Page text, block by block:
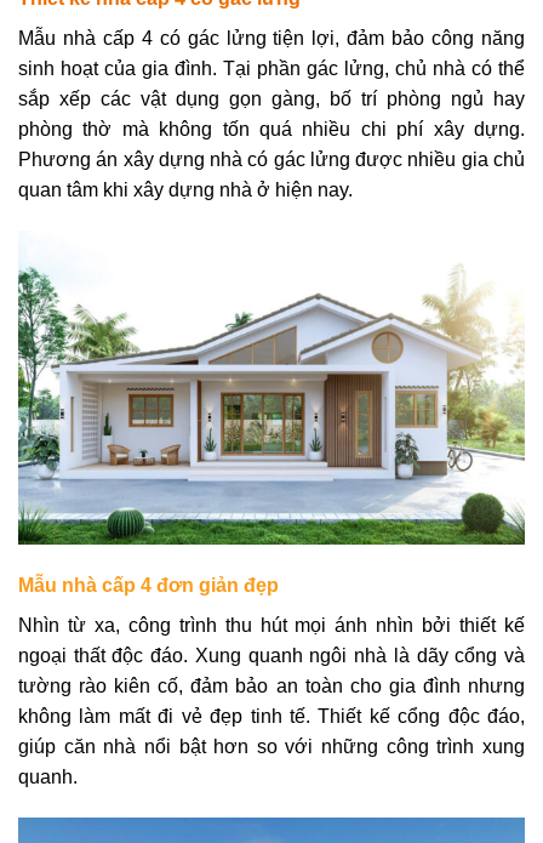
Mẫu nhà cấp 4 có gác lửng tiện lợi, đảm bảo công năng
sinh hoạt của gia đình. Tại phần gác lửng, chủ nhà có thể
sắp xếp các vật dụng gọn gàng, bố trí phòng ngủ hay
phòng thờ mà không tốn quá nhiều chi phí xây dựng.
Phương án xây dựng nhà có gác lửng được nhiều gia chủ
quan tâm khi xây dựng nhà ở hiện nay.
Mẫu nhà cấp 4 đơn giản đẹp
Nhìn từ xa, công trình thu hút mọi ánh nhìn bởi thiết kế
ngoại thất độc đáo. Xung quanh ngôi nhà là dãy cổng và
tường rào kiên cố, đảm bảo an toàn cho gia đình nhưng
không làm mất đi vẻ đẹp tinh tế. Thiết kế cổng độc đáo,
giúp căn nhà nổi bật hơn so với những công trình xung
quanh.